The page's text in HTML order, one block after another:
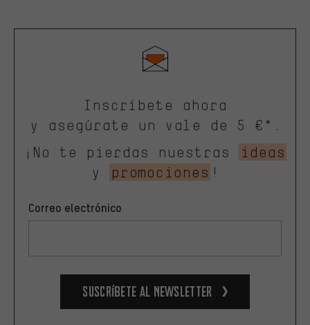
Inscríbete ahora
y asegúrate un vale de 5 €*.
¡No te pierdas nuestras
ideas
y
promociones !
Correo electrónico
Suscríbete al newsletter